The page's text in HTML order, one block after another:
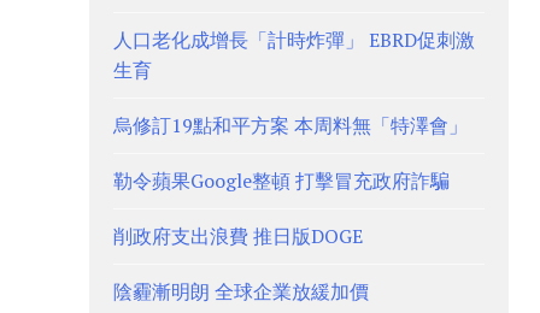
人口老化成增長「計時炸彈」 EBRD促刺激
生育
烏修訂19點和平方案 本周料無「特澤會」
勒令蘋果Google整頓 打擊冒充政府詐騙
削政府支出浪費 推日版DOGE
陰霾漸明朗 全球企業放緩加價